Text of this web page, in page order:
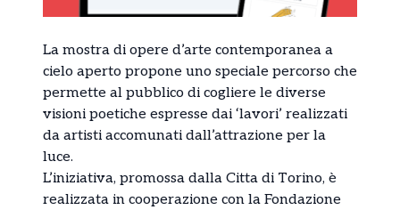
La mostra di opere d’arte contemporanea a
cielo aperto propone uno speciale percorso che
permette al pubblico di cogliere le diverse
visioni poetiche espresse dai ‘lavori’ realizzati
da artisti accomunati dall’attrazione per la
luce.
L’iniziativa, promossa dalla Citta di Torino, è
realizzata in cooperazione con la Fondazione